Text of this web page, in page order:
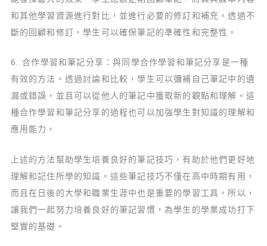
和其他學習資源進行對比，並進行必要的修訂和補充。透過不
斷的回顧和修訂，學生可以確保筆記的準確性和完整性。
6. 合作學習和筆記分享：與同學合作學習和筆記分享是一種
有效的方法。透過討論和比較，學生可以彌補自己筆記中的遺
漏或錯誤，並且可以從他人的筆記中獲取新的觀點和理解。這
種合作學習和筆記分享的過程也可以加強學生對知識的理解和
應用能力。
上述的方法幫助學生培養良好的筆記技巧，有助於他們更好地
理解和記住所學的知識。這些筆記技巧不僅在高中時期有用，
而且在日後的大學和職業生涯中也是重要的學習工具。所以，
讓我們一起努力培養良好的筆記習慣，為學生的學業成功打下
堅實的基礎。